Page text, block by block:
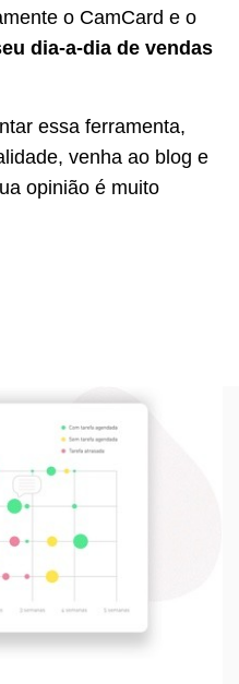
o CamCard e o
dia-a-dia de vendas
essa ferramenta,
venha ao blog e
opinião é muito